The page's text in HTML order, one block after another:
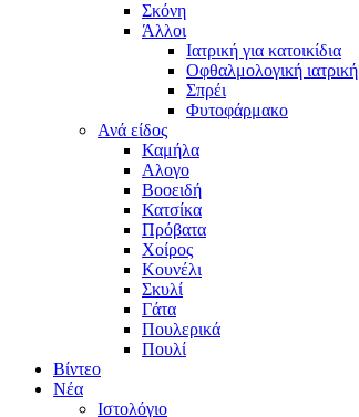
Σκόνη
Άλλοι
Ιατρική για κατοικίδια
Οφθαλμολογική ιατρική
Σπρέι
Φυτοφάρμακο
Ανά είδος
Καμήλα
Αλογο
Βοοειδή
Κατσίκα
Πρόβατα
Χοίρος
Κουνέλι
Σκυλί
Γάτα
Πουλερικά
Πουλί
Βίντεο
Νέα
Ιστολόγιο